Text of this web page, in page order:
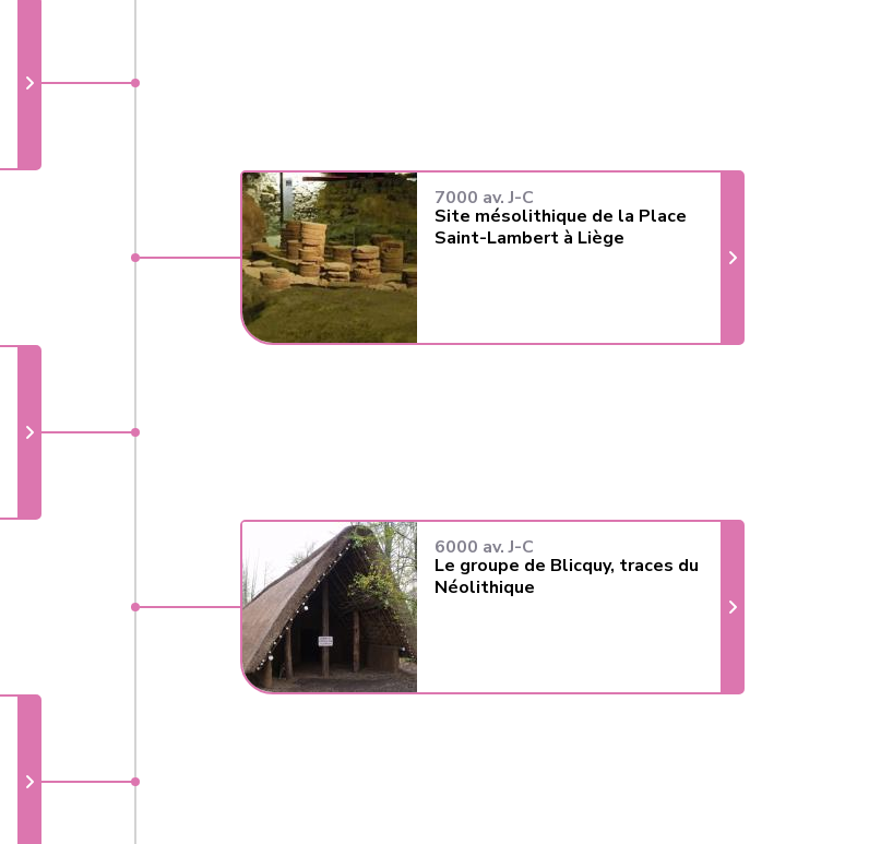
7000 av. J-C
Site mésolithique de la Place
Saint-Lambert à Liège
6000 av. J-C
Le groupe de Blicquy, traces du
Néolithique